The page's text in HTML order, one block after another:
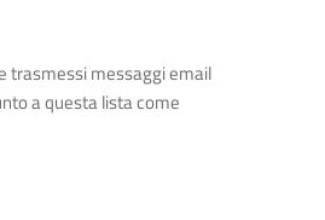
trasmessi messaggi email
a questa lista come